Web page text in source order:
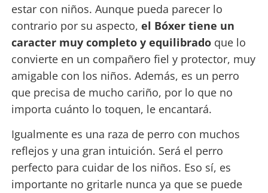
estar con niños. Aunque pueda parecer lo
contrario por su aspecto, el Bóxer tiene un
caracter muy completo y equilibradoque lo
convierte en un compañero fiel y protector, muy
amigable con los niños. Además, es un perro
que precisa de mucho cariño, por lo que no
importa cuánto lo toquen, le encantará.
Igualmente es una raza de perro con muchos
reflejos y una gran intuición. Será el perro
perfecto para cuidar de los niños. Eso sí, es
importante no gritarle nunca ya que se puede